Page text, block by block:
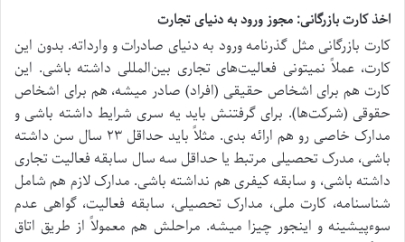
اخذ کارت بازرگانی: مجوز ورود به دنیای تجارت
کارت بازرگانی مثل گذرنامه ورود به دنیای صادرات و وارداته. بدون این
کارت، عملاً نمیتونی فعالیت‌های تجاری بین‌المللی داشته باشی. این
کارت هم برای اشخاص حقیقی (افراد) صادر میشه، هم برای اشخاص
حقوقی (شرکت‌ها). برای گرفتنش باید یه سری شرایط داشته باشی و
مدارک خاصی رو هم ارائه بدی. مثلاً باید حداقل ۲۳ سال سن داشته
باشی، مدرک تحصیلی مرتبط یا حداقل سه سال سابقه فعالیت تجاری
داشته باشی، و سابقه کیفری هم نداشته باشی. مدارک لازم هم شامل
شناسنامه، کارت ملی، مدارک تحصیلی، سابقه فعالیت، گواهی عدم
سوءپیشینه و اینجور چیزا میشه. مراحلش هم معمولاً از طریق اتاق